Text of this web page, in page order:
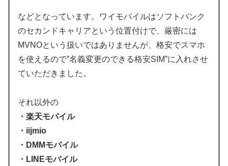
などとなっています。ワイモバイルはソフトバンク
のセカンドキャリアという位置付けで、厳密には
MVNOという扱いではありませんが、格安でスマホ
を使えるので”名義変更のできる格安SIM”に入れさせ
ていただきました。
それ以外の
・楽天モバイル
・iijmio
・DMMモバイル
・LINEモバイル